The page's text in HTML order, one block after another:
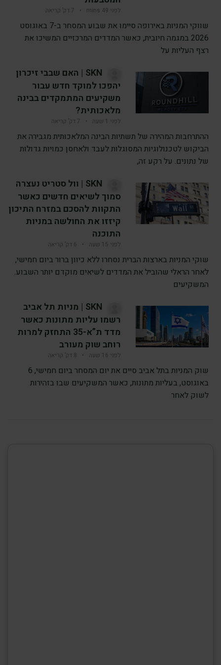
לפני 49 mins • 7 דק’ קריאה
שווקי המניות באירופה סיימו את שבוע המסחר ב-7 באוגוסט
2026 במגמה חיובית, כאשר המדדים המרכזיים המשיכו את
רצף העליות על
SKN | האם שבבי זיכרון
יהפכו למוקד חדש עבור
משקיעים המתמקדים בבינה
מלאכותית?
לפני 1 שעה • 7 דק’ קריאה
ההתרחבות המהירה של תשתיות הבינה המלאכותית מגבירה את
הביקוש לטכנולוגיות המסוגלות לעבד ולאחסן כמויות גדולות
של נתונים. על רקע זה,
SKN | וול סטריט נעצרה
סמוך לשיאים חדשים כאשר
התקוות להסכם במזרח התיכון
קיזזו את החולשה במניות
התוכנה
לפני 15 שעה • 6 דק’ קריאה
שוקי המניות בארצות הברית נסחרו ללא כיוון ברור ביום חמישי,
לאחר הראלי שהוביל את המדדים לשיאים מוקדם יותר השבוע.
המשקיעים
SKN | מניות תל אביב
רשמו עליות מתונות כאשר
מדד ת”א-35 התחזק למרות
רוחב שוק מעורב
לפני 16 שעה • 8 דק’ קריאה
שוק המניות בתל אביב סיים את יום המסחר ביום חמישי, 6
באוגוסט, בעליות מתונות, כאשר המשקיעים שבו בזהירות
לשוק לאחר